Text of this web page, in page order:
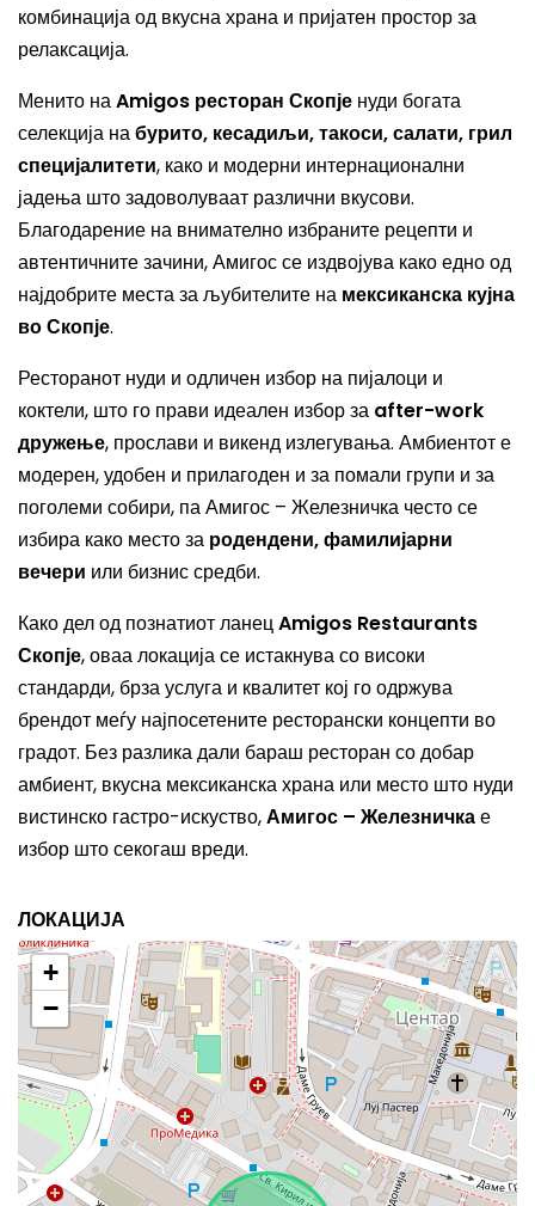
комбинација од вкусна храна и пријатен простор за
релаксација.
Менито наAmigos ресторан Скопје нуди богата
селекција набурито, кесадиљи, такоси, салати, грил
специјалитети, како и модерни интернационални
јадења што задоволуваат различни вкусови.
Благодарение на внимателно избраните рецепти и
автентичните зачини, Амигос се издвојува како едно од
најдобрите места за љубителите на мексиканска кујна
во Скопје.
Ресторанот нуди и одличен избор на пијалоци и
коктели, што го прави идеален избор за after-work
дружење, прослави и викенд излегувања. Амбиентот е
модерен, удобен и прилагоден и за помали групи и за
поголеми собири, па Амигос – Железничка често се
избира како место за родендени, фамилијарни
вечери или бизнис средби.
Како дел од познатиот ланецAmigos Restaurants
Скопје, оваа локација се истакнува со високи
стандарди, брза услуга и квалитет кој го одржува
брендот меѓу најпосетените ресторански концепти во
градот. Без разлика дали бараш ресторан со добар
амбиент, вкусна мексиканска храна или место што нуди
вистинско гастро-искуство,Амигос – Железничкае
избор што секогаш вреди.
ЛОКАЦИЈА
+
−